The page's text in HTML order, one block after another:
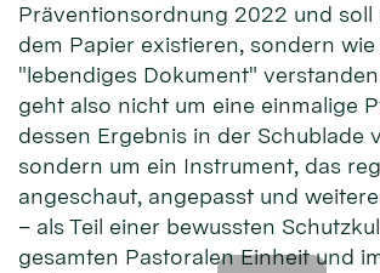
Präventionsordnung 2022 und
dem Papier existieren, sondern wie
"lebendiges Dokument"
geht also nicht um eine einmalige
dessen Ergebnis in der Schublade
sondern um ein Instrument, das
angeschaut, angepasst und
– als Teil einer bewussten
gesamten Pastoralen Einheit und